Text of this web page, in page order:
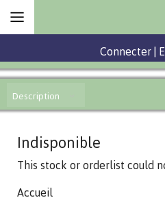
Connecter
Description
Indisponible
This stock or orderlist could
Accueil